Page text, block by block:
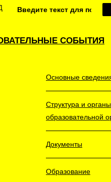
СОБЫТИЯ
Основные
Структура и
образовательной
Документы
Образование